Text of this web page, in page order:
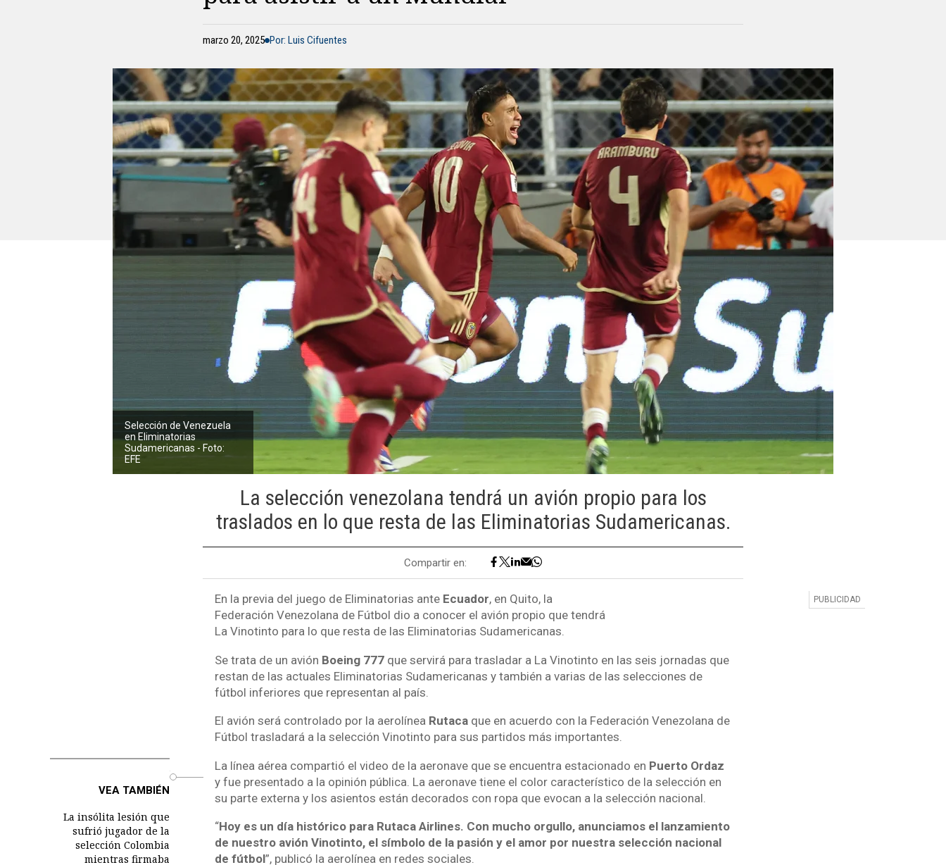
marzo 20, 2025 Por: Luis Cifuentes
Selección de Venezuela
en Eliminatorias
Sudamericanas - Foto:
EFE
La selección venezolana tendrá un avión propio para los
traslados en lo que resta de las Eliminatorias Sudamericanas.
Compartir en:
En la previa del juego de Eliminatorias ante Ecuador, en Quito, la
Federación Venezolana de Fútbol dio a conocer el avión propio que tendrá
La Vinotinto para lo que resta de las Eliminatorias Sudamericanas.
Se trata de un avión Boeing 777que servirá para trasladar a La Vinotinto en las seis jornadas que
restan de las actuales Eliminatorias Sudamericanas y también a varias de las selecciones de
fútbol inferiores que representan al país.
El avión será controlado por la aerolínea Rutacaque en acuerdo con la Federación Venezolana de
Fútbol trasladará a la selección Vinotinto para sus partidos más importantes.
VEA TAMBIÉN
La insólita lesión que
sufrió jugador de la
selección Colombia
mientras firmaba
La línea aérea compartió el video de la aeronave que se encuentra estacionado en Puerto Ordaz
y fue presentado a la opinión pública. La aeronave tiene el color característico de la selección en
su parte externa y los asientos están decorados con ropa que evocan a la selección nacional.
“Hoy es un día histórico para Rutaca Airlines. Con mucho orgullo, anunciamos el lanzamiento
de nuestro avión Vinotinto, el símbolo de la pasión y el amor por nuestra selección nacional
de fútbol”, publicó la aerolínea en redes sociales.